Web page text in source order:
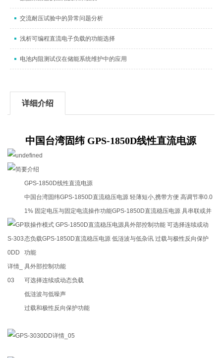
交流耐压试验中的异常问题分析
浅析可编程直流电子负载的功能选择
电池内阻测试仪在储能系统维护中的应用
详细介绍
中国台湾固纬 GPS-1850D线性直流电源
GPS-1850D线性直流电源
中国台湾固纬GPS-1850D直流稳压电源 轻薄短小,携带方便 高调节率0.0
1% 固定电压与固定电流操作功能GPS-1850D直流稳压电源 具串联或并
联操作模式 GPS-1850D直流稳压电源具外部控制功能 可选择连续或动
态负载GPS-1850D直流稳压电源 低涟波与低杂讯 过载与极性反向保护
功能
具外部控制功能
可选择连续或动态负载
低涟波与低噪声
过载和极性反向保护功能